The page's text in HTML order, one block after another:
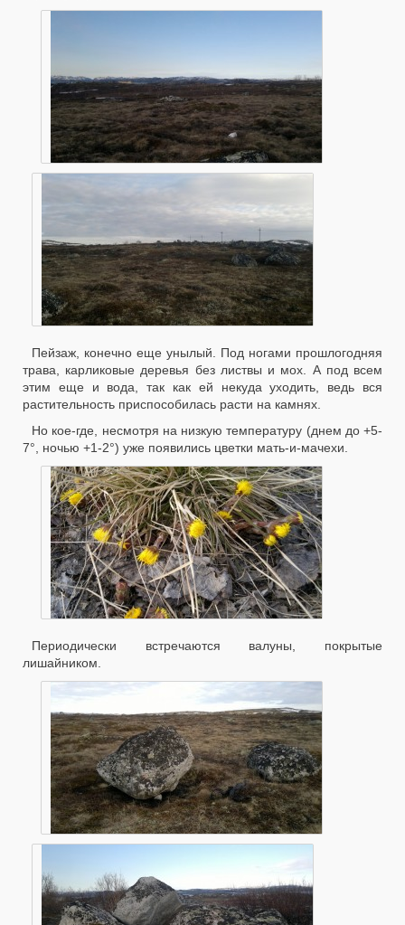
Пейзаж, конечно еще унылый. Под ногами прошлогодняя
трава, карликовые деревья без листвы и мох. А под всем
этим еще и вода, так как ей некуда уходить, ведь вся
растительность приспособилась расти на камнях.
Но кое-где, несмотря на низкую температуру (днем до +5-
7°, ночью +1-2°) уже появились цветки мать-и-мачехи.
Периодически встречаются валуны, покрытые
лишайником.